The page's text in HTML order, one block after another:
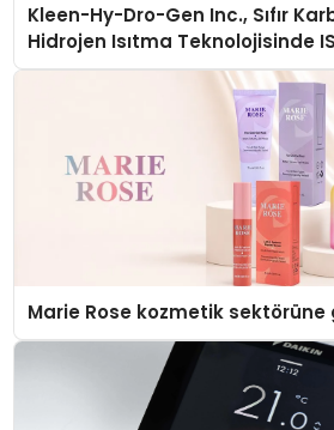
Kleen-Hy-Dro-Gen Inc., Sıfır
Hidrojen Isıtma Teknolojisinde
Düzenleyici Onaylarını Aldı
Marie Rose kozmetik sektörüne